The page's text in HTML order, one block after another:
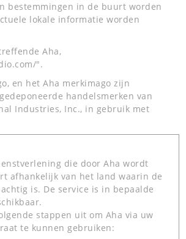
bestemmingen in de buurt worden
lokale informatie worden
Aha,
".
en het Aha merkimago zijn
handelsmerken van
Industries, Inc., in gebruik met
die door Aha wordt
afhankelijk van het land waarin de
is. De service is in bepaalde
stappen uit om Aha via uw
te kunnen gebruiken: